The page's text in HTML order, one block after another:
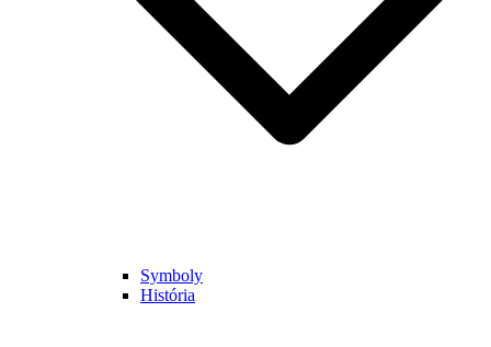
Symboly
História